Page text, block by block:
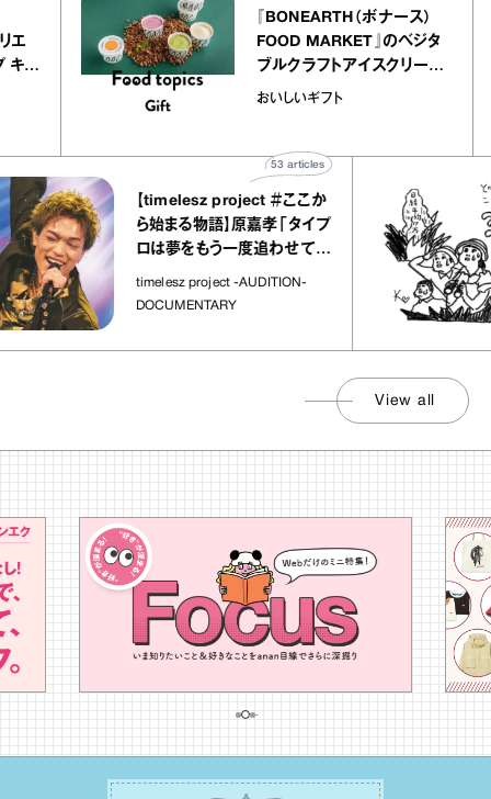
アトリエ
レープ キャ
『BONEARTH（ボナース）
FOOD MARKET』のベジタ
ブルクラフトアイスクリーム
｜真野知子の「おいしいギ
おいしいギフト
【timelesz project ＃ここか
ら始まる物語】原嘉孝「タイプ
ロは夢をもう一度追わせてく
れた場所」
timelesz project -AUDITION-
DOCUMENTARY
articles
View all